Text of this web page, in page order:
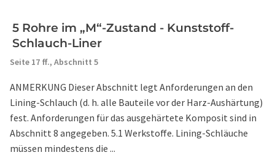
5 Rohre im „M“-Zustand - Kunststoff-
Schlauch-Liner
Seite 17 ff., Abschnitt 5
ANMERKUNG Dieser Abschnitt legt Anforderungen an den
Lining-Schlauch (d. h. alle Bauteile vor der Harz-Aushärtung)
fest. Anforderungen für das ausgehärtete Komposit sind in
Abschnitt 8 angegeben. 5.1 Werkstoffe. Lining-Schläuche
müssen mindestens die ...